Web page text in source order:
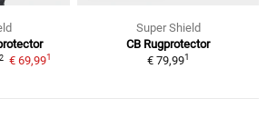
2 € 69,991
Super Shield
CB Rugprotector
€ 79,991